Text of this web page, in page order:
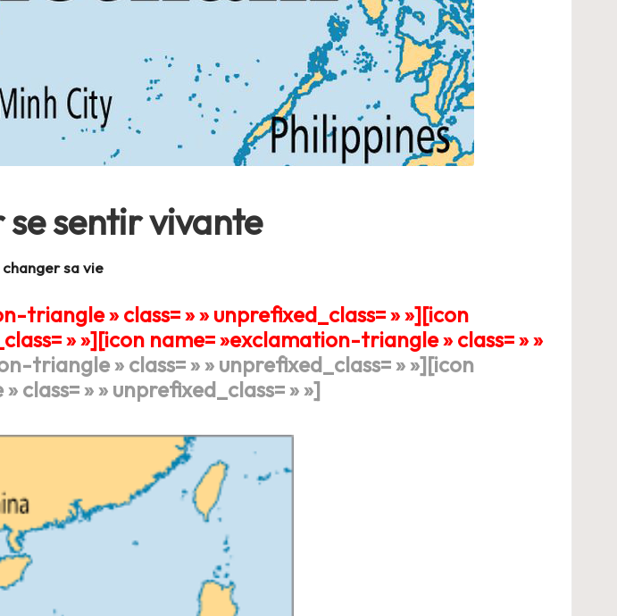
sentir vivante
sa vie
triangle » class= » » unprefixed_class= » »][icon
» »][icon name= »exclamation-triangle » class= » »
triangle » class= » » unprefixed_class= » »][icon
» » unprefixed_class= » »]